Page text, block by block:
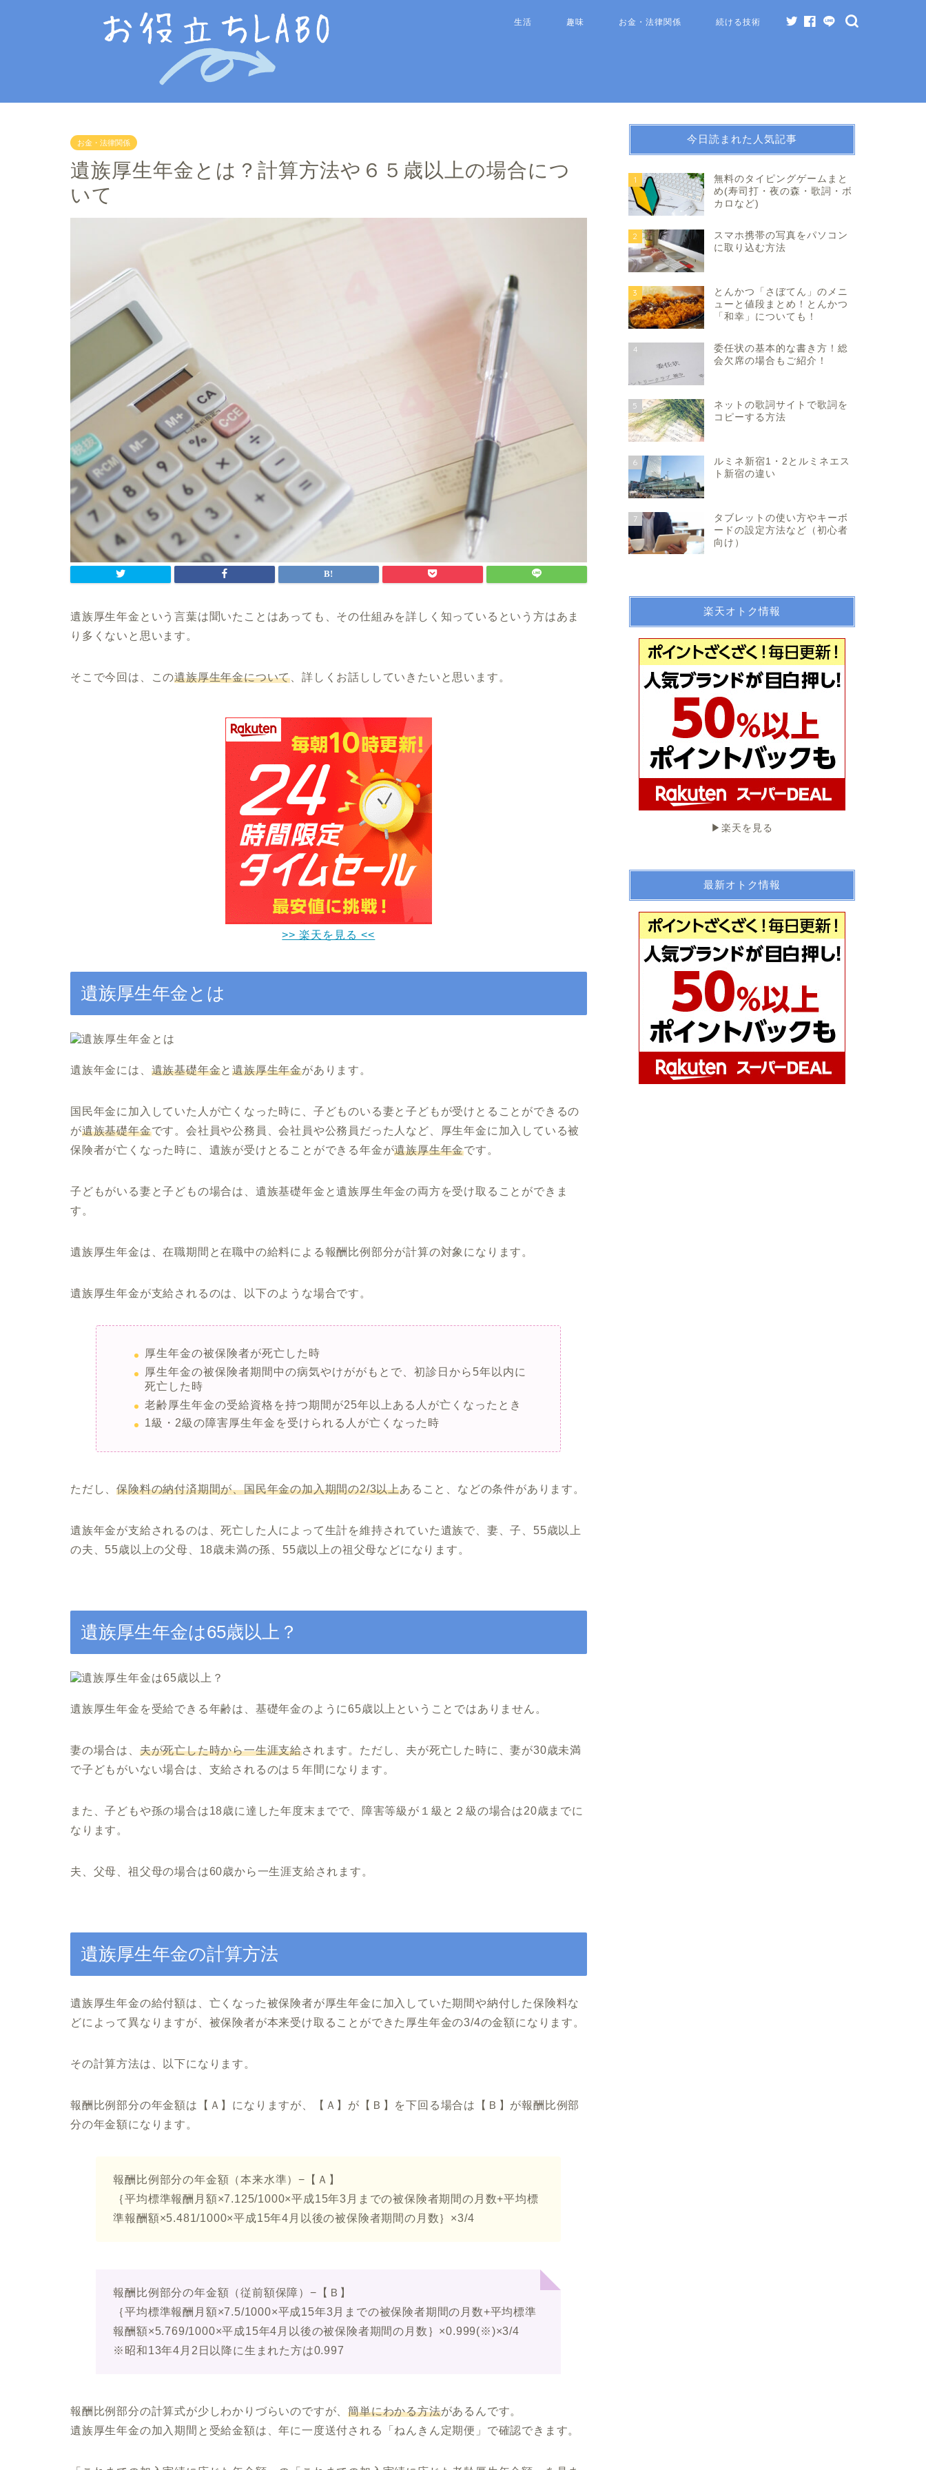
生活 趣味 お金・法律関係 続ける技術
お金・法律関係
遺族厚生年金とは？計算方法や６５歳以上の場合につ
いて
遺族厚生年金という言葉は聞いたことはあっても、その仕組みを詳しく知っているという方はあま
り多くないと思います。
そこで今回は、この遺族厚生年金について 、詳しくお話ししていきたいと思います。
>> 楽天を見る <<
遺族厚生年金とは
遺族年金には、 遺族基礎年金と遺族厚生年金があります。
国民年金に加入していた人が亡くなった時に、 子どものいる妻と子ども が受けとることができるの
が遺族基礎年金です。会社員や公務員、会社員や公務員だった人など、厚生年金に加入している被
保険者が亡くなった時に、 遺族が受けとることができる年金が遺族厚生年金です。
子どもがいる妻と子どもの場合は、遺族基礎年金と遺族厚生年金の両方を受け取ることができま
す。
遺族厚生年金は、在職期間と在職中の給料による報酬比例部分が計算の対象になります。
遺族厚生年金が支給されるのは、以下のような場合です。
厚生年金の被保険者が死亡した時
厚生年金の被保険者期間中の病気やけががもとで、初診日から5年以内に
死亡した時
老齢厚生年金の受給資格を持つ期間が25年以上ある人が亡くなったとき
1級・2級の障害厚生年金を受けられる人が亡くなった時
ただし、保険料の納付済期間が、国民年金の加入期間の2/3以上あること、などの条件があります。
遺族年金が支給されるのは、死亡した人によって生計を維持されていた遺族で、妻、子、55歳以上
の夫、55歳以上の父母、18歳未満の孫、55歳以上の祖父母などになります。
遺族厚生年金は65歳以上？
遺族厚生年金を受給できる年齢は、基礎年金のように65歳以上ということではありません。
妻の場合は、 夫が死亡した時から一生涯支給されます。ただし、夫が死亡した時に、妻が30歳未満
で子どもがいない場合は、支給されるのは５年間になります。
また、子どもや孫の場合は18歳に達した年度末までで、障害等級が１級と２級の場合は20歳までに
なります。
夫、父母、祖父母の場合は60歳から一生涯支給されます。
遺族厚生年金の計算方法
遺族厚生年金の給付額は、亡くなった被保険者が厚生年金に加入していた期間や納付した保険料な
どによって異なりますが、被保険者が本来受け取ることができた厚生年金の3/4の金額になります。
その計算方法は、以下になります。
報酬比例部分の年金額は【Ａ】になりますが、【Ａ】が【Ｂ】を下回る場合は【Ｂ】が報酬比例部
分の年金額になります。
報酬比例部分の年金額（本来水準）−【Ａ】
｛平均標準報酬月額×7.125/1000×平成15年3月までの被保険者期間の月数+平均標
準報酬額×5.481/1000×平成15年4月以後の被保険者期間の月数｝×3/4
報酬比例部分の年金額（従前額保障）−【Ｂ】
｛平均標準報酬月額×7.5/1000×平成15年3月までの被保険者期間の月数+平均標準
報酬額×5.769/1000×平成15年4月以後の被保険者期間の月数｝×0.999(※)×3/4
※昭和13年4月2日以降に生まれた方は0.997
報酬比例部分の計算式が少しわかりづらいのですが、簡単にわかる方法があるんです。
遺族厚生年金の加入期間と受給金額は、年に一度送付される「ねんきん定期便」で確認できます。
今日読まれた人気記事
1
無料のタイピングゲームまと
め(寿司打・夜の森・歌詞・ボ
カロなど)
2
スマホ携帯の写真をパソコン
に取り込む方法
3
とんかつ「さぼてん」のメニ
ューと値段まとめ！とんかつ
「和幸」についても！
4
委任状の基本的な書き方！総
会欠席の場合もご紹介！
5
ネットの歌詞サイトで歌詞を
コピーする方法
6
ルミネ新宿1・2とルミネエス
ト新宿の違い
7
タブレットの使い方やキーボ
ードの設定方法など（初心者
向け）
楽天オトク情報
▶︎楽天を見る
最新オトク情報